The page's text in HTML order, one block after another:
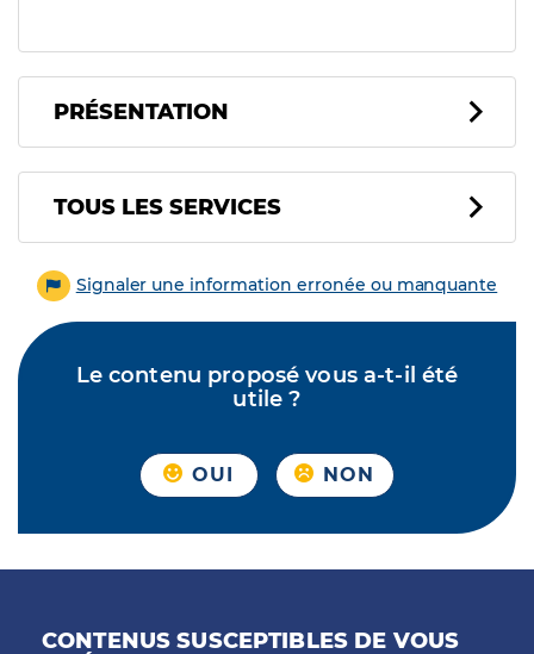
PRÉSENTATION
Tous les services
TOUS LES SERVICES
Signaler une information erronée ou manquante
Le contenu proposé vous a-t-il été
utile ?
OUI NON
CONTENUS SUSCEPTIBLES DE VOUS